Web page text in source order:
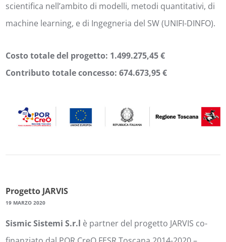
scientifica nell’ambito di modelli, metodi quantitativi, di
machine learning, e di Ingegneria del SW (UNIFI-DINFO).
Costo totale del progetto: 1.499.275,45 €
Contributo totale concesso: 674.673,95 €
Progetto JARVIS
19 MARZO 2020
Sismic Sistemi S.r.l è partner del progetto JARVIS co-